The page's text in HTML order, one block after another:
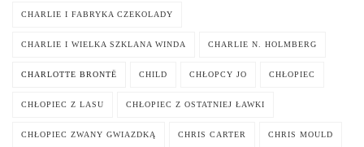
CHARLIE I FABRYKA CZEKOLADY
CHARLIE I WIELKA SZKLANA WINDA CHARLIE N. HOLMBERG
CHARLOTTE BRONTË CHILD CHŁOPCY JO CHŁOPIEC
CHŁOPIEC Z LASU CHŁOPIEC Z OSTATNIEJ ŁAWKI
CHŁOPIEC ZWANY GWIAZDKĄ CHRIS CARTER CHRIS MOULD